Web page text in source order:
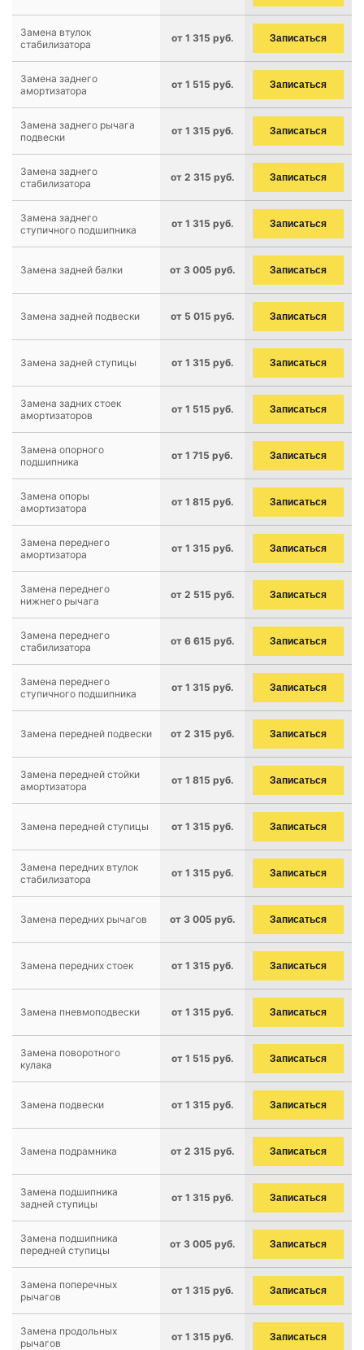
Замена втулок
стабилизатора
от 1 315 руб. Записаться
Замена заднего
амортизатора
от 1 515 руб. Записаться
Замена заднего рычага
подвески
от 1 315 руб. Записаться
Замена заднего
стабилизатора
от 2 315 руб. Записаться
Замена заднего
ступичного подшипника
от 1 315 руб. Записаться
Замена задней балки от 3 005 руб. Записаться
Замена задней подвески от 5 015 руб. Записаться
Замена задней ступицы от 1 315 руб. Записаться
Замена задних стоек
амортизаторов
от 1 515 руб. Записаться
Замена опорного
подшипника
от 1 715 руб. Записаться
Замена опоры
амортизатора
от 1 815 руб. Записаться
Замена переднего
амортизатора
от 1 315 руб. Записаться
Замена переднего
нижнего рычага
от 2 515 руб. Записаться
Замена переднего
стабилизатора
от 6 615 руб. Записаться
Замена переднего
ступичного подшипника
от 1 315 руб. Записаться
Замена передней подвески от 2 315 руб. Записаться
Замена передней стойки
амортизатора
от 1 815 руб. Записаться
Замена передней ступицы от 1 315 руб. Записаться
Замена передних втулок
стабилизатора
от 1 315 руб. Записаться
Замена передних рычагов от 3 005 руб. Записаться
Замена передних стоек от 1 315 руб. Записаться
Замена пневмоподвески от 1 315 руб. Записаться
Замена поворотного
кулака
от 1 515 руб. Записаться
Замена подвески от 1 315 руб. Записаться
Замена подрамника от 2 315 руб. Записаться
Замена подшипника
задней ступицы
от 1 315 руб. Записаться
Замена подшипника
передней ступицы
от 3 005 руб. Записаться
Замена поперечных
рычагов
от 1 315 руб. Записаться
Замена продольных
рычагов
от 1 315 руб. Записаться